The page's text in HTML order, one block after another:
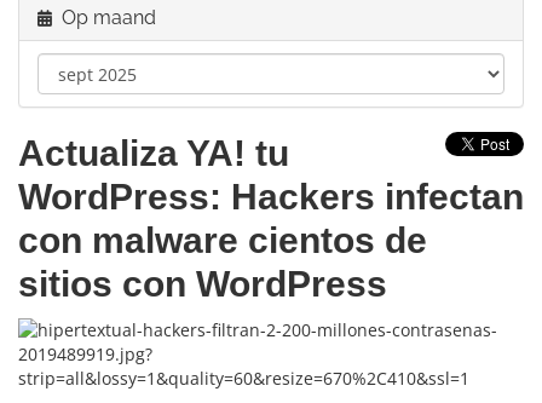
Op maand
Actualiza YA! tu
WordPress: Hackers infectan
con malware cientos de
sitios con WordPress